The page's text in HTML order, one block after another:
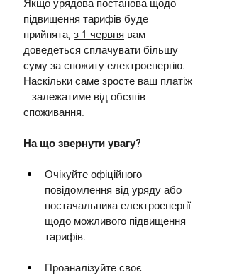
Якщо урядова постанова щодо
підвищення тарифів буде
прийнята, з 1 червня вам
доведеться сплачувати більшу
суму за спожиту електроенергію.
Наскільки саме зросте ваш платіж
– залежатиме від обсягів
споживання.
На що звернути увагу?
Очікуйте офіційного
повідомлення від уряду або
постачальника електроенергії
щодо можливого підвищення
тарифів.
Проаналізуйте своє